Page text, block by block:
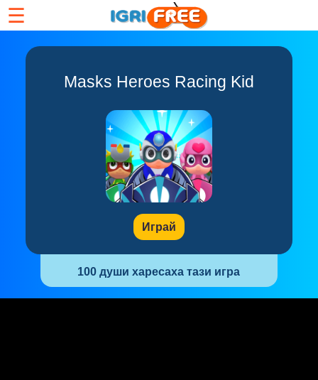
☰
Masks Heroes Racing Kid
Играй
100 души харесаха тази игра